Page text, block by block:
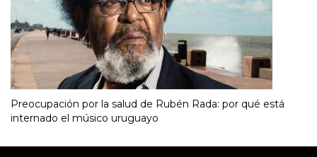
Preocupación por la salud de Rubén Rada: por qué está
internado el músico uruguayo